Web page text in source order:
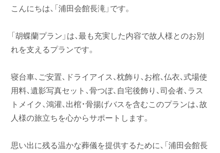
こんにちは、「浦田会館長滝」です。
「胡蝶蘭プラン」は、最も充実した内容で故人様とのお別
れを支えるプランです。
寝台車、ご安置、ドライアイス、枕飾り、お棺、仏衣、式場使
用料、遺影写真セット、骨つぼ、自宅後飾り、司会者、ラス
トメイク、鴻灌、出棺・骨揚げバスを含むこのプランは、故
人様の旅立ちを心からサポートします。
思い出に残る温かな葬儀を提供するために、「浦田会館長